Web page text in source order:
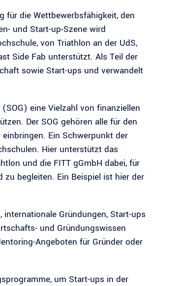
für die Wettbewerbsfähigkeit, den
und Start-up-Szene wird
von Triathlon an der UdS,
Side Fab unterstützt. Als Teil der
sowie Start-ups und verwandelt
eine Vielzahl von finanziellen
Der SOG gehören alle für den
Ein Schwerpunkt der
Hier unterstützt das
und die FITT gGmbH dabei, für
begleiten. Ein Beispiel ist hier der
Gründungen, Start-ups
und Gründungswissen
Angeboten für Gründer oder
um Start-ups in der